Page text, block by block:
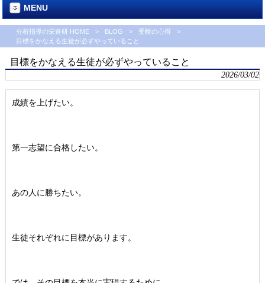
MENU
分析指導の栄進研 HOME > BLOG > 受験の心得
>
目標をかなえる生徒が必ずやっていること
目標をかなえる生徒が必ずやっていること
2026/03/02
成績を上げたい。
第一志望に合格したい。
あの人に勝ちたい。
生徒それぞれに目標があります。